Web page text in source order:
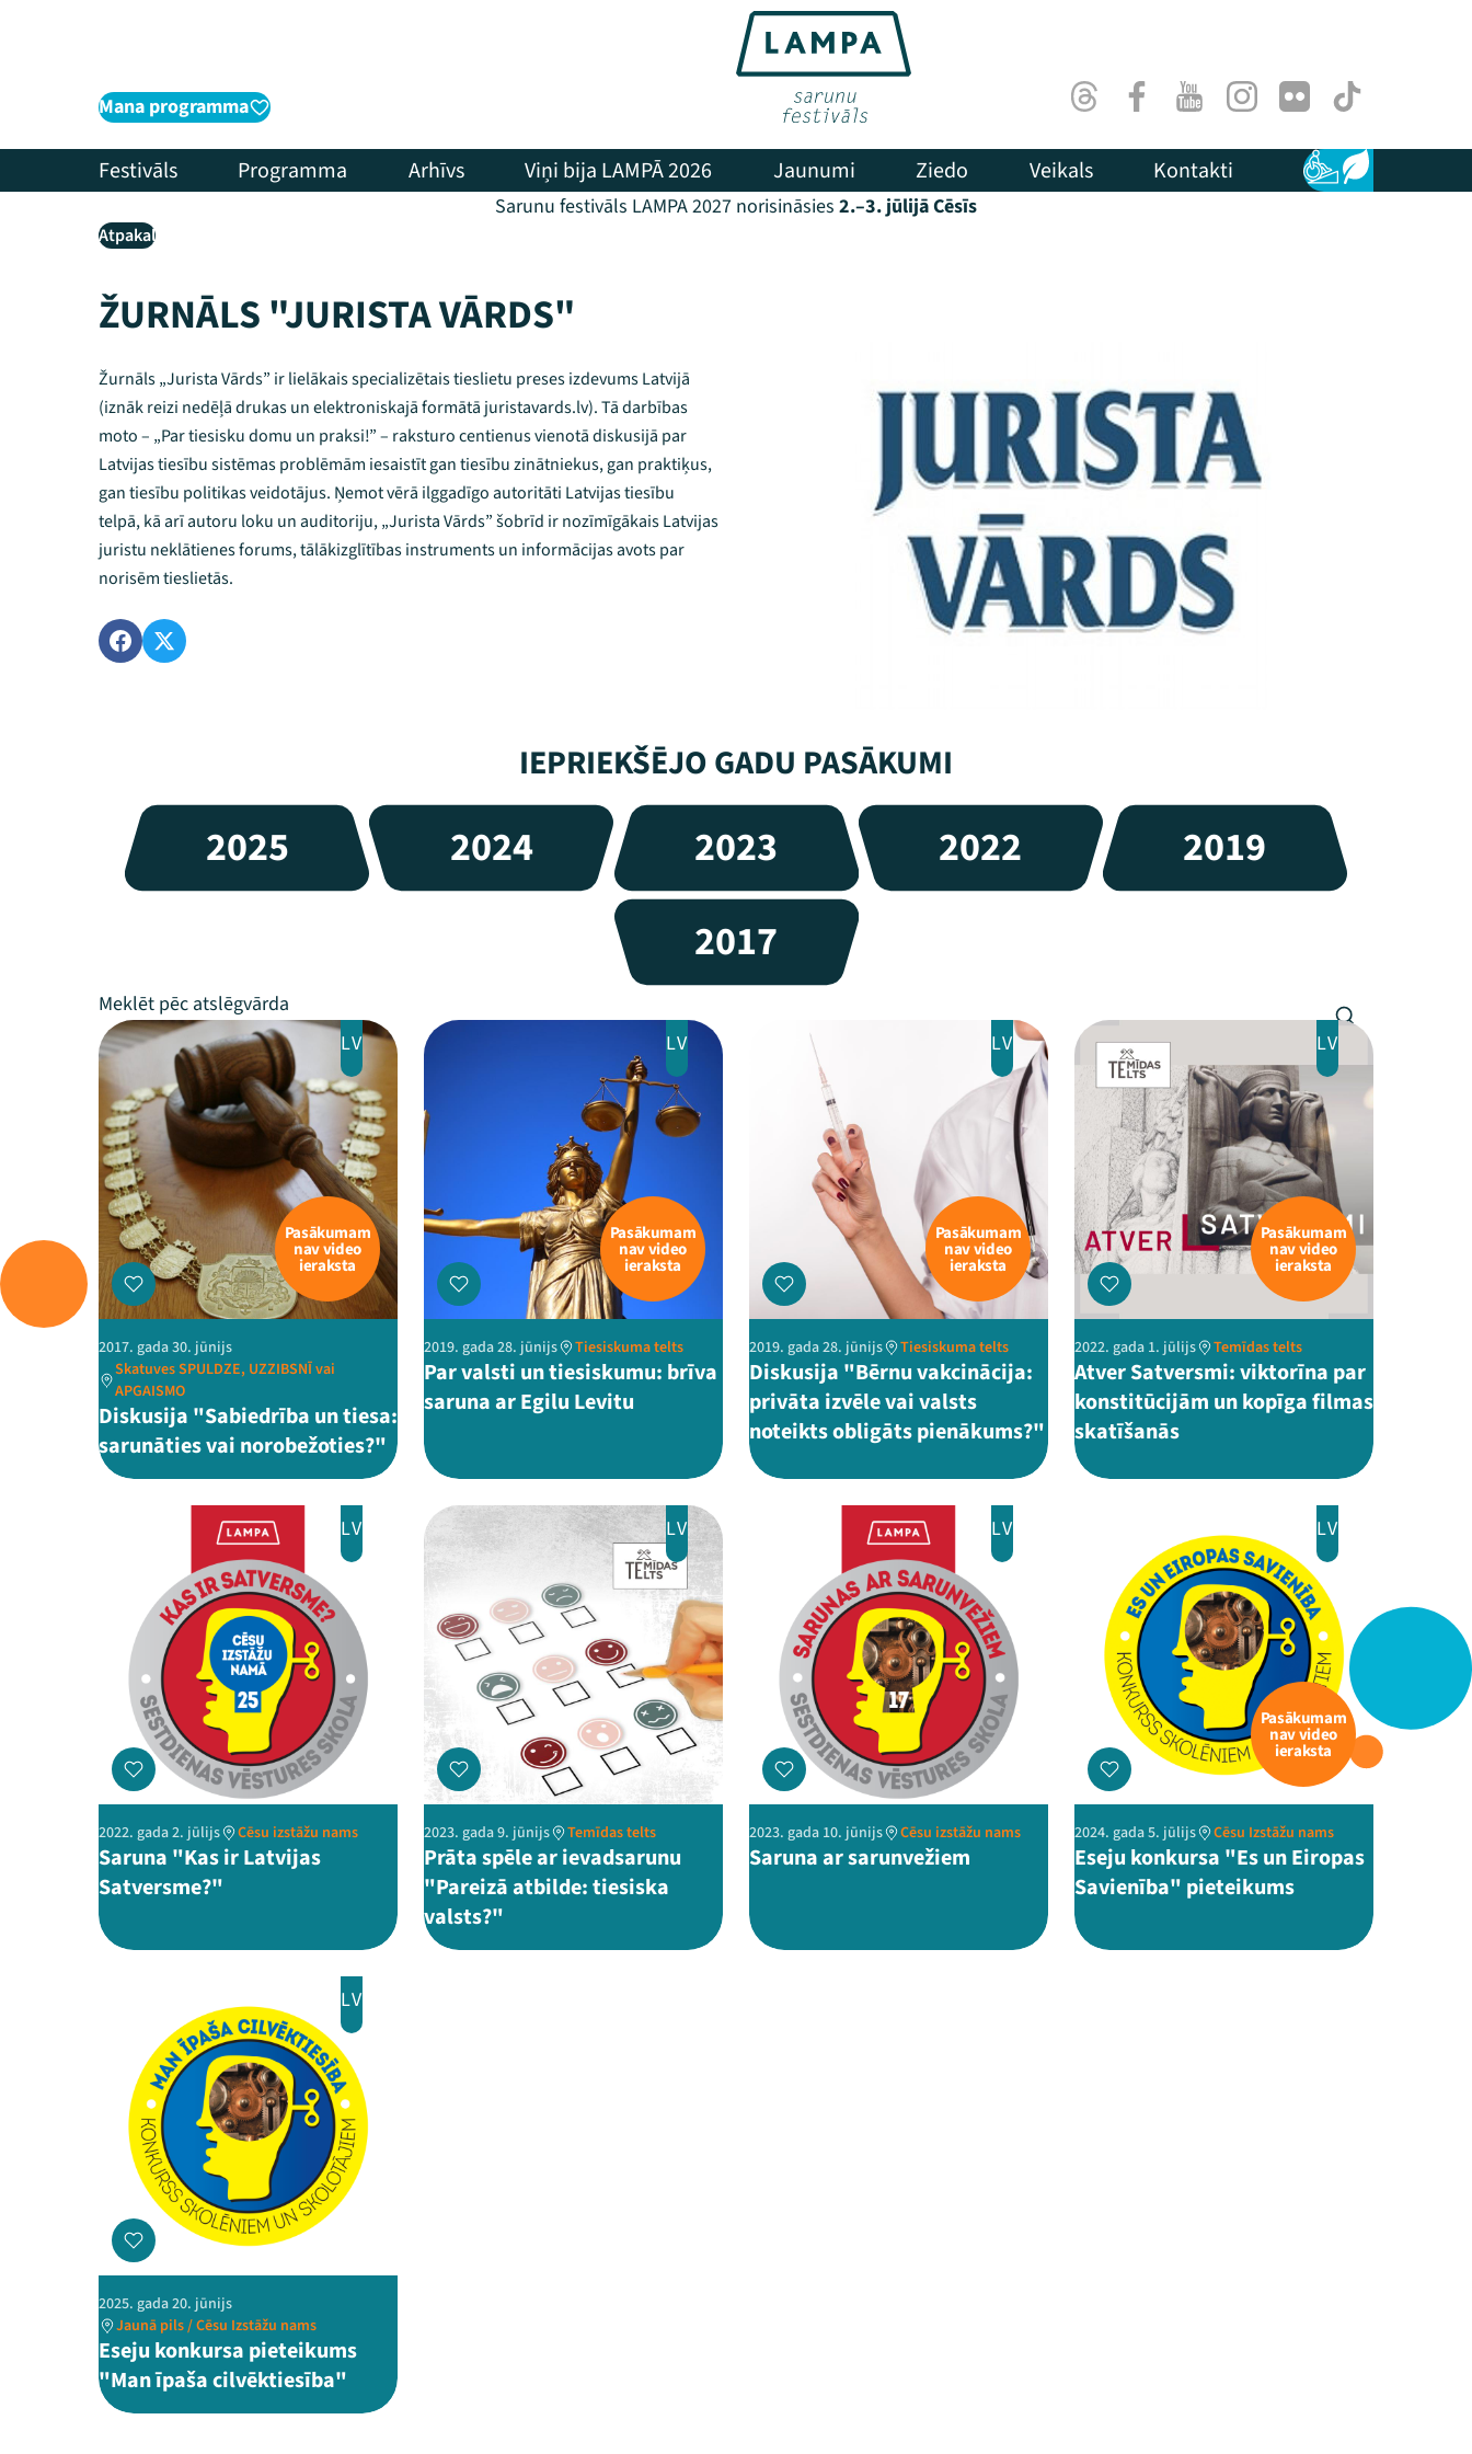
Mana programma ThreadsFacebookYoutubeInstagram
Flick TikTok
Festivāls Programma Arhīvs Viņi bija LAMPĀ 2026 Jaunumi Ziedo Veikals Kontakti Pieejamība
Ilgtspēja
Sarunu festivāls LAMPA 2027 norisināsies 2.–3. jūlijā Cēsīs
Atpakaļ
ŽURNĀLS "JURISTA VĀRDS"
Žurnāls „Jurista Vārds” ir lielākais specializētais tieslietu preses izdevums Latvijā
(iznāk reizi nedēļā drukas un elektroniskajā formātā juristavards.lv). Tā darbības
moto – „Par tiesisku domu un praksi!” – raksturo centienus vienotā diskusijā par
Latvijas tiesību sistēmas problēmām iesaistīt gan tiesību zinātniekus, gan praktiķus,
gan tiesību politikas veidotājus. Ņemot vērā ilggadīgo autoritāti Latvijas tiesību
telpā, kā arī autoru loku un auditoriju, „Jurista Vārds” šobrīd ir nozīmīgākais Latvijas
juristu neklātienes forums, tālākizglītības instruments un informācijas avots par
norisēm tieslietās.
IEPRIEKŠĒJO GADU PASĀKUMI
2025 2024 2023 2022
2019
2017
LV
Pasākumam
nav video
ieraksta
2017. gada 30. jūnijs
Skatuves SPULDZE, UZZIBSNĪ vai
APGAISMO
Diskusija "Sabiedrība un tiesa:
sarunāties vai norobežoties?"
LV
Pasākumam
nav video
ieraksta
2019. gada 28. jūnijs Tiesiskuma telts
Par valsti un tiesiskumu: brīva
saruna ar Egilu Levitu
LV
Pasākumam
nav video
ieraksta
2019. gada 28. jūnijs Tiesiskuma telts
Diskusija "Bērnu vakcinācija:
privāta izvēle vai valsts
noteikts obligāts pienākums?"
LV
Pasākumam
nav video
ieraksta
2022. gada 1. jūlijs Temīdas telts
Atver Satversmi: viktorīna par
konstitūcijām un kopīga filmas
skatīšanās
LV
2022. gada 2. jūlijs Cēsu izstāžu nams
Saruna "Kas ir Latvijas
Satversme?"
LV
2023. gada 9. jūnijs Temīdas telts
Prāta spēle ar ievadsarunu
"Pareizā atbilde: tiesiska
valsts?"
LV
2023. gada 10. jūnijs Cēsu izstāžu nams
Saruna ar sarunvežiem
LV
Pasākumam
nav video
ieraksta
2024. gada 5. jūlijs Cēsu Izstāžu nams
Eseju konkursa "Es un Eiropas
Savienība" pieteikums
LV
2025. gada 20. jūnijs
Jaunā pils / Cēsu Izstāžu nams
Eseju konkursa pieteikums
"Man īpaša cilvēktiesība"